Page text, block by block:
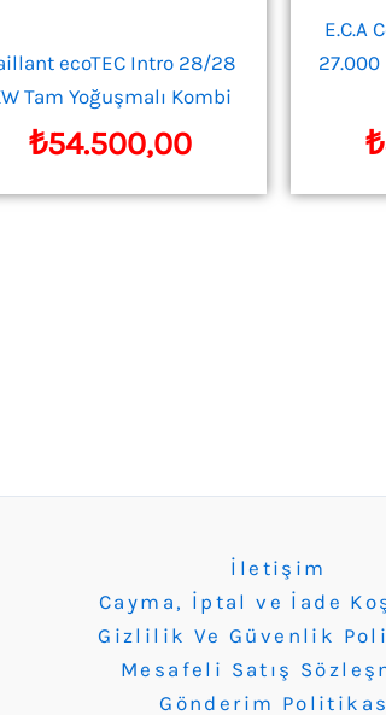
ecoTEC Intro 28/28
Tam Yoğuşmalı Kombi
₺54.500,00
E.C.A
27.000
₺
İletişim
Cayma, İptal ve İade
Gizlilik Ve Güvenlik
Mesafeli Satış
Gönderim